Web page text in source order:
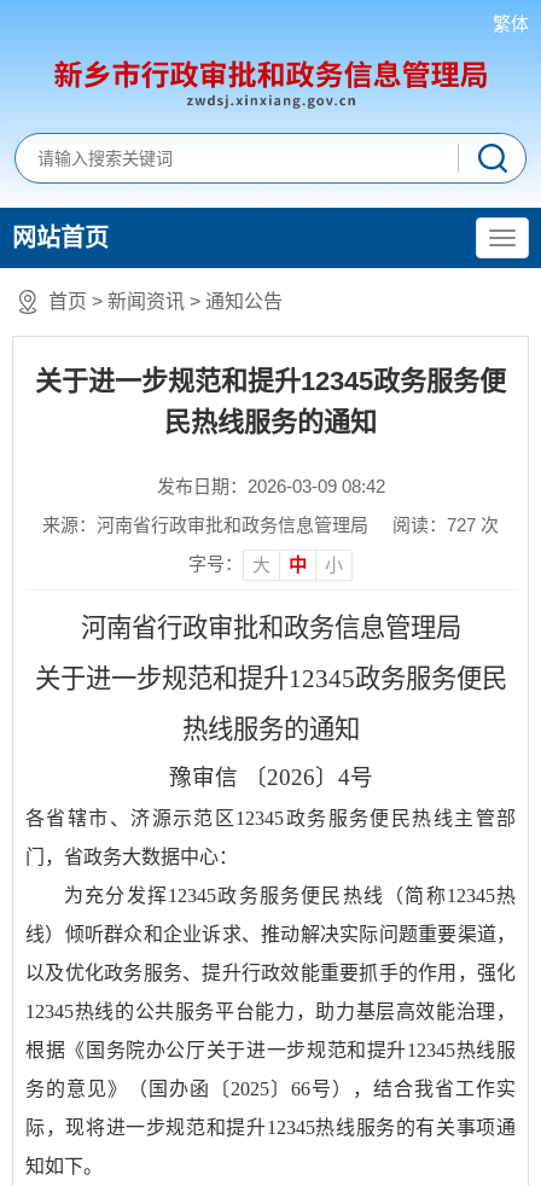
繁体
网站首页
首页 > 新闻资讯 > 通知公告
关于进一步规范和提升12345政务服务便
民热线服务的通知
发布日期：2026-03-09 08:42
来源：河南省行政审批和政务信息管理局
阅读： 727 次
字号：
大 中 小
河南省行政审批和政务信息管理局
关于进一步规范和提升12345政务服务便民
热线服务的通知
豫审信 〔2026〕4号
各省辖市、济源示范区12345政务服务便民热线主管部
门，省政务大数据中心：
为充分发挥12345政务服务便民热线（简称12345热
线）倾听群众和企业诉求、推动解决实际问题重要渠道，
以及优化政务服务、提升行政效能重要抓手的作用，强化
12345热线的公共服务平台能力，助力基层高效能治理，
根据《国务院办公厅关于进一步规范和提升12345热线服
务的意见》（国办函〔2025〕66号），结合我省工作实
际，现将进一步规范和提升12345热线服务的有关事项通
知如下。